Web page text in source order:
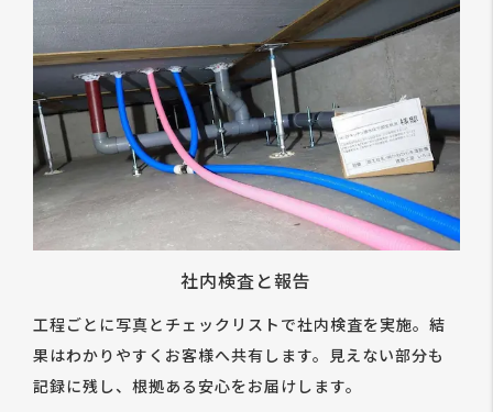
社内検査と報告
工程ごとに写真とチェックリストで社内検査を実施。結
果はわかりやすくお客様へ共有します。見えない部分も
記録に残し、根拠ある安心をお届けします。